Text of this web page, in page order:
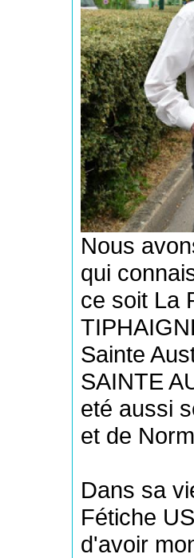
Nous
qui
ce soit La
Sainte
SAINTE
eté aussi
et de
Dans sa
Fétiche
d'avoir